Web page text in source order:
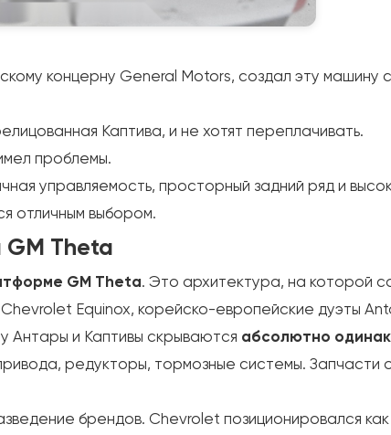
концерну General Motors, создал эту машину
Каптива, и не хотят переплачивать.
проблемы.
управляемость, просторный задний ряд и
отличным выбором.
Theta
GM Theta. Это архитектура, на которой
Equinox, корейско-европейские дуэты
Антары и Каптивы скрываются абсолютно
редукторы, тормозные системы. Запчасти
брендов. Chevrolet позиционировался